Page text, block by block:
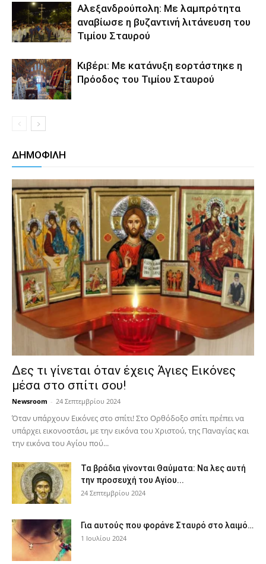
Αλεξανδρούπολη: Με λαμπρότητα
αναβίωσε η βυζαντινή λιτάνευση του
Τιμίου Σταυρού
Κιβέρι: Με κατάνυξη εορτάστηκε η
Πρόοδος του Τιμίου Σταυρού
ΔΗΜΟΦΙΛΗ
Δες τι γίνεται όταν έχεις Άγιες Εικόνες
μέσα στο σπίτι σου!
Newsroom - 24 Σεπτεμβρίου 2024
Όταν υπάρχουν Εικόνες στο σπίτι! Στο Ορθόδοξο σπίτι πρέπει να
υπάρχει εικονοστάσι, με την εικόνα του Χριστού, της Παν­αγίας και
την εικόνα του Αγίου πού...
Τα βράδια γίνονται Θαύματα: Να λες αυτή
την προσευχή του Αγίου...
24 Σεπτεμβρίου 2024
Για αυτούς που φοράνε Σταυρό στο λαιμό…
1 Ιουλίου 2024